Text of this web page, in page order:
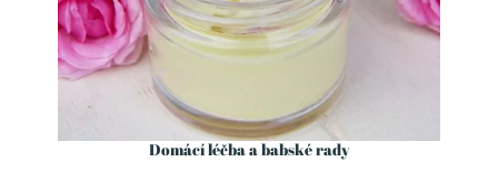
Domácí léčba a babské rady